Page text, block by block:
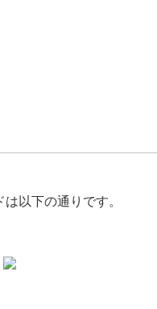
以下の通りです。